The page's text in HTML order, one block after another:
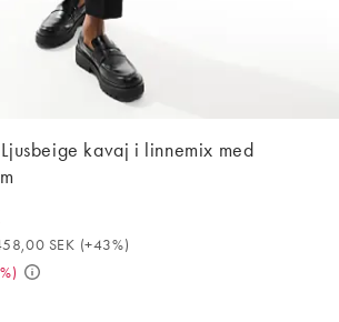
kavaj i linnemix med
bästa pris 458,00 SEK (+43%). Då 1
SEK (+43%)
)